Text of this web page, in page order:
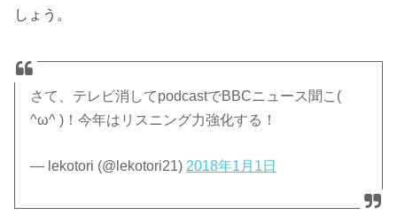
しょう。
さて、テレビ消してpodcastでBBCニュース聞こ(
^ω^ )！今年はリスニング力強化する！
— lekotori (@lekotori21) 2018年1月1日